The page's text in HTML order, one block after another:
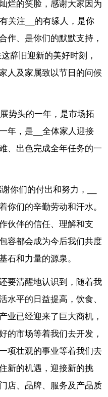
烂的笑脸，感谢大家因为
关注__的有缘人，是你
作、是你们的默默支持，
辞旧迎新的美好时刻，
人及家属致以节日的问候
势头的一年，是市场拓
年，是__全体家人迎接
、出色完成全年任务的一
你们的付出和努力，__
你们的辛勤劳动和汗水。
伙伴的信任、理解和支
容都会成为今后我们共度
石和力量的源泉。
要清醒地认识到，随着我
水平的日益提高，饮食、
业已经迎来了巨大商机，
的市场等着我们去开发，
项壮观的事业等着我们去
新的机遇，迎接新的挑
店、品牌、服务及产品质